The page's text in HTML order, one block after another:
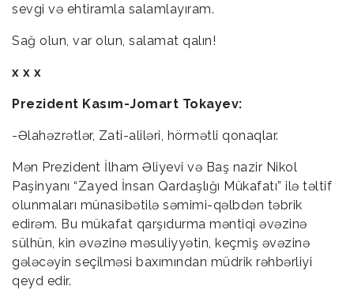
sevgi və ehtiramla salamlayıram.
Sağ olun, var olun, salamat qalın!
x x x
Prezident Kasım-Jomart Tokayev:
-Əlahəzrətlər, Zati-aliləri, hörmətli qonaqlar.
Mən Prezident İlham Əliyevi və Baş nazir Nikol
Paşinyanı “Zayed İnsan Qardaşlığı Mükafatı” ilə təltif
olunmaları münasibətilə səmimi-qəlbdən təbrik
edirəm. Bu mükafat qarşıdurma məntiqi əvəzinə
sülhün, kin əvəzinə məsuliyyətin, keçmiş əvəzinə
gələcəyin seçilməsi baxımından müdrik rəhbərliyi
qeyd edir.